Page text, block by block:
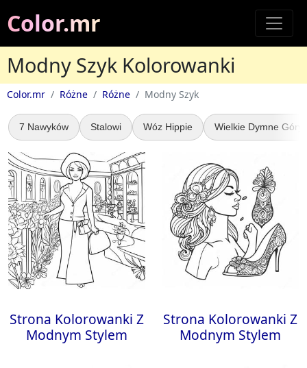
Color.mr
Modny Szyk Kolorowanki
Color.mr Różne Różne Modny Szyk
7 Nawyków Stalowi Wóz Hippie Wielkie Dymne Góry
Strona Kolorowanki Z
Modnym Stylem
Strona Kolorowanki Z
Modnym Stylem